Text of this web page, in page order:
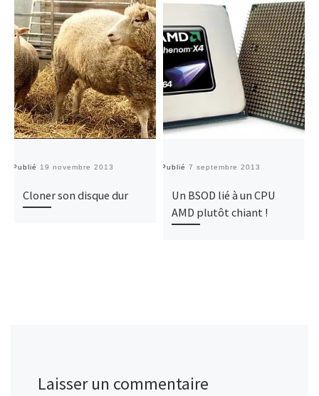
Publié 19 novembre 2013
Cloner son disque dur
Publié 7 septembre 2013
Un BSOD lié à un CPU
AMD plutôt chiant !
Laisser un commentaire